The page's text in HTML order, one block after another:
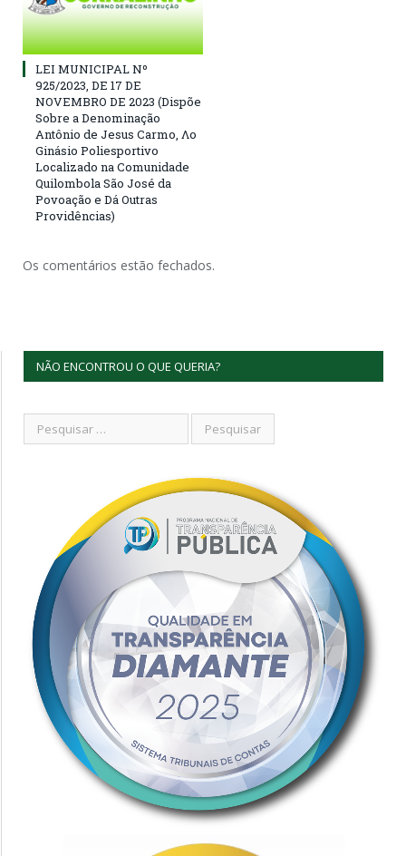
LEI MUNICIPAL Nº
925/2023, DE 17 DE
NOVEMBRO DE 2023 (Dispõe
Sobre a Denominação
Antônio de Jesus Carmo, Λο
Ginásio Poliesportivo
Localizado na Comunidade
Quilombola São José da
Povoação e Dá Outras
Providências)
Os comentários estão fechados.
NÃO ENCONTROU O QUE QUERIA?